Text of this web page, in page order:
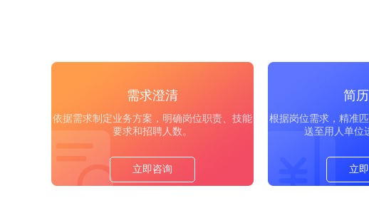
需求澄清
依据需求制定业务方案，明确岗位职责、技能
要求和招聘人数。
立即咨询
简
根据岗位需求，精准
送至用人单位
立